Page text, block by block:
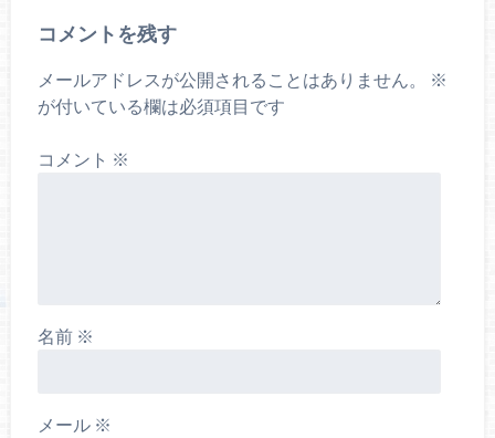
コメントを残す
メールアドレスが公開されることはありません。
※
が付いている欄は必須項目です
コメント ※
名前 ※
メール ※